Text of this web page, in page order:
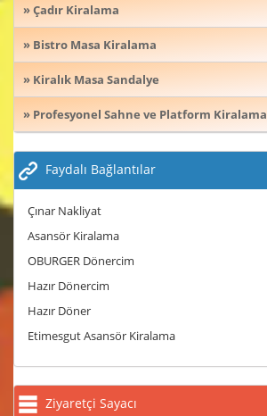
» Çadır Kiralama
» Bistro Masa Kiralama
» Kiralık Masa Sandalye
» Profesyonel Sahne ve Platform Kiralama
Faydalı Bağlantılar
Çınar Nakliyat
Asansör Kiralama
OBURGER Dönercim
Hazır Dönercim
Hazır Döner
Etimesgut Asansör Kiralama
Ziyaretçi Sayacı